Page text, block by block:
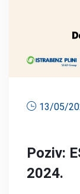
13/05/
Poziv:
2024.